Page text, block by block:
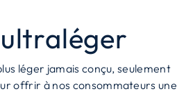
léger jamais conçu, seulement
offrir à nos consommateurs une